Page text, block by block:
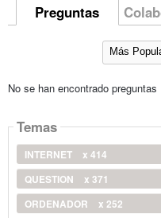
Preguntas
No se han encontrado preguntas
Temas
INTERNET
x 414
QUESTION
x 371
ORDENADOR
x 252